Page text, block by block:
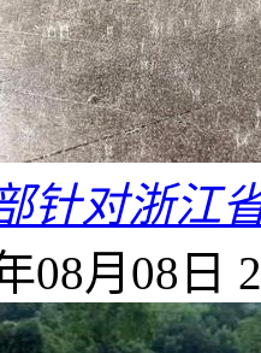
针对浙江
08月08日